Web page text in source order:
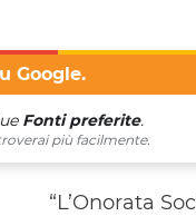
Google.
Fonti preferite.
più facilmente.
“L’Onorata